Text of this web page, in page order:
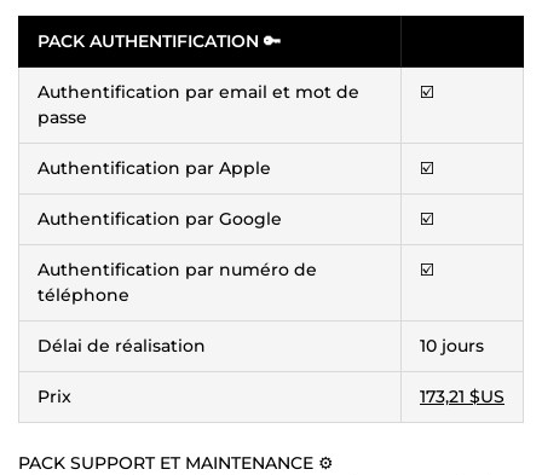
PACK AUTHENTIFICATION 🔑
Authentification par email et mot de
passe
☑️
Authentification par Apple ☑️
Authentification par Google ☑️
Authentification par numéro de
téléphone
☑️
Délai de réalisation 10 jours
Prix 173,21 $US
PACK SUPPORT ET MAINTENANCE ⚙️